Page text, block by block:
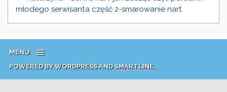
młodego serwisanta część 2-smarowanie nart
MENU
POWERED BY WORDPRESS ANDSMARTLINE.